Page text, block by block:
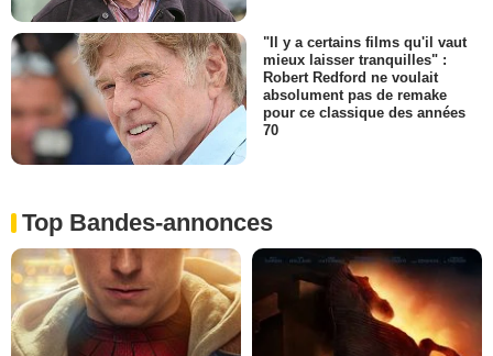
"Il y a certains films qu'il vaut
mieux laisser tranquilles" :
Robert Redford ne voulait
absolument pas de remake
pour ce classique des années
70
Top Bandes-annonces